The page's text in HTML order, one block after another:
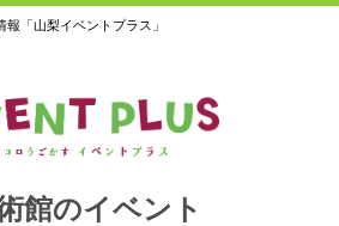
「山梨イベントプラス」
館のイベント